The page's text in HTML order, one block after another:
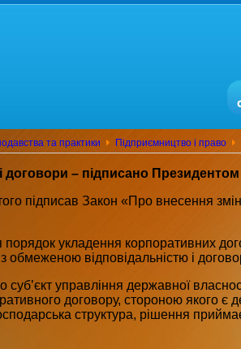
та практики Підприємництво і право
договори – підписано Президентом
підписав Закон «Про внесення
укладення корпоративних
обмеженою відповідальністю і
управління державної
договору, стороною якого є
структура, рішення